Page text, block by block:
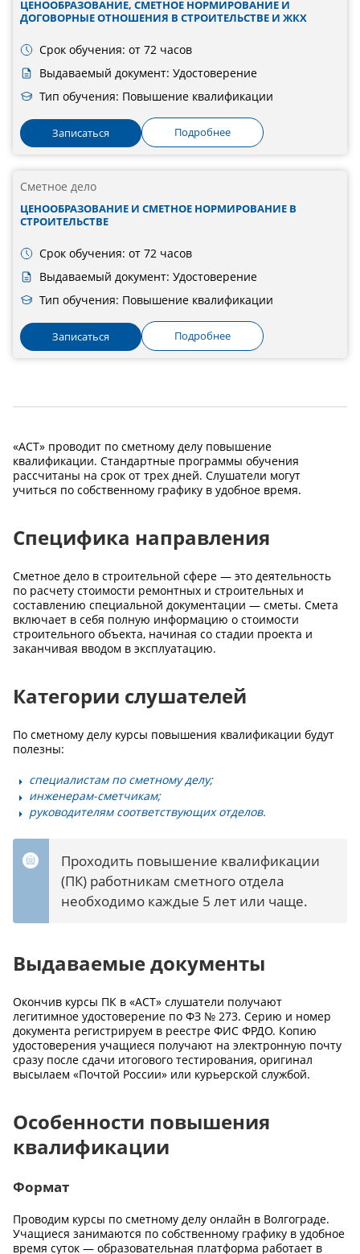
ЦЕНООБРАЗОВАНИЕ, СМЕТНОЕ НОРМИРОВАНИЕ И
ДОГОВОРНЫЕ ОТНОШЕНИЯ В СТРОИТЕЛЬСТВЕ И ЖКХ
Срок обучения: от 72 часов
Выдаваемый документ: Удостоверение
Тип обучения: Повышение квалификации
Записаться Подробнее
Сметное дело
ЦЕНООБРАЗОВАНИЕ И СМЕТНОЕ НОРМИРОВАНИЕ В
СТРОИТЕЛЬСТВЕ
Срок обучения: от 72 часов
Выдаваемый документ: Удостоверение
Тип обучения: Повышение квалификации
Записаться Подробнее
«АСТ» проводит по сметному делу повышение
квалификации. Стандартные программы обучения
рассчитаны на срок от трех дней. Слушатели могут
учиться по собственному графику в удобное время.
Специфика направления
Сметное дело в строительной сфере — это деятельность
по расчету стоимости ремонтных и строительных и
составлению специальной документации — сметы. Смета
включает в себя полную информацию о стоимости
строительного объекта, начиная со стадии проекта и
заканчивая вводом в эксплуатацию.
Категории слушателей
По сметному делу курсы повышения квалификации будут
полезны:
специалистам по сметному делу;
инженерам-сметчикам;
руководителям соответствующих отделов.
Проходить повышение квалификации
(ПК) работникам сметного отдела
необходимо каждые 5 лет или чаще.
Выдаваемые документы
Окончив курсы ПК в «АСТ» слушатели получают
легитимное удостоверение по ФЗ № 273. Серию и номер
документа регистрируем в реестре ФИС ФРДО. Копию
удостоверения учащиеся получают на электронную почту
сразу после сдачи итогового тестирования, оригинал
высылаем «Почтой России» или курьерской службой.
Особенности повышения
квалификации
Формат
Проводим курсы по сметному делу онлайн в Волгограде.
Учащиеся занимаются по собственному графику в удобное
время суток — образовательная платформа работает в